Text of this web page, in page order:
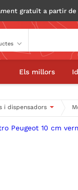
gratuït a partir
Els millors
i dispensadors
sal Bistro